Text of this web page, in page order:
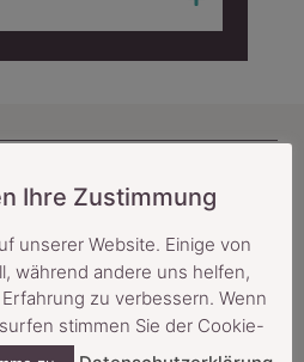
Ihre Zustimmung
unserer Website. Einige von
während andere uns helfen,
zu verbessern. Wenn
stimmen Sie der Cookie-